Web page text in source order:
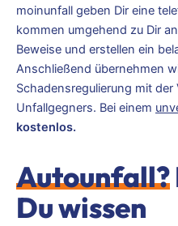
moinunfall geben Dir eine
kommen umgehend zu Dir
Beweise und erstellen ein
Anschließend übernehmen
Schadensregulierung mit der
Unfallgegners. Bei einem
kostenlos.
Autounfall?
Du wissen